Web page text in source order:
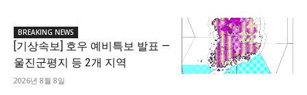
BREAKING NEWS
[기상속보] 호우 예비특보 발표 —
울진군평지 등 2개 지역
2026년 8월 8일